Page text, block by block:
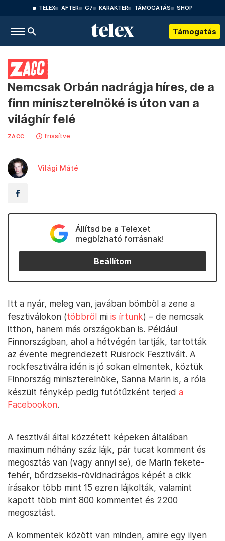
TELEX AFTER G7 KARAKTER TÁMOGATÁS SHOP
Támogatás
Nemcsak Orbán nadrágja híres, de a
finn miniszterelnöké is úton van a
világhír felé
ZACC frissítve
Világi Máté
Állítsd be a Telexet
megbízható forrásnak!
Beállítom
Itt a nyár, meleg van, javában bömböl a zene a
fesztiválokon (többről mi is írtunk) – de nemcsak
itthon, hanem más országokban is. Például
Finnországban, ahol a hétvégén tartják, tartották
az évente megrendezett Ruisrock Fesztivált. A
rockfesztiválra idén is jó sokan elmentek, köztük
Finnország miniszterelnöke, Sanna Marin is, a róla
készült fénykép pedig futótűzként terjed a
Facebookon.
A fesztivál által közzétett képeken általában
maximum néhány száz lájk, pár tucat komment és
megosztás van (vagy annyi se), de Marin fekete-
fehér, bőrdzsekis-rövidnadrágos képét a cikk
írásakor több mint 15 ezren lájkolták, valamint
kapott több mint 800 kommentet és 2200
megosztást.
A kommentek között van minden, amire egy ilyen